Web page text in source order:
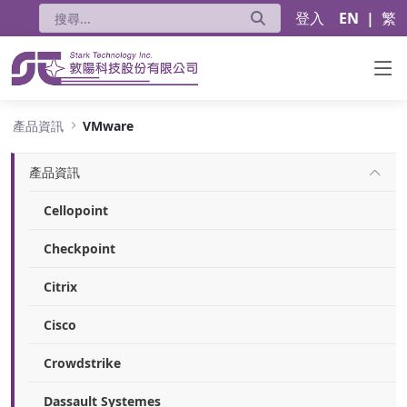
登入 EN | 繁
產品資訊 VMware
產品資訊
Cellopoint
Checkpoint
Citrix
Cisco
Crowdstrike
Dassault Systemes